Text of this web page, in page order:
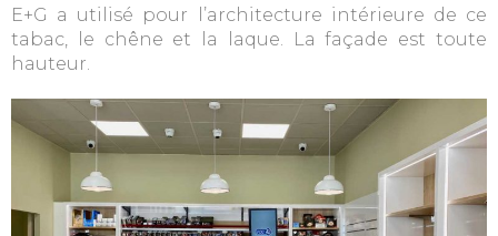
E+G a utilisé pour l’architecture intérieure de ce
tabac, le chêne et la laque. La façade est toute
hauteur.